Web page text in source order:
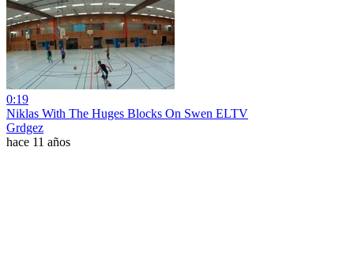
0:19
Niklas With The Huges Blocks On Swen ELTV
Grdgez
hace 11 años